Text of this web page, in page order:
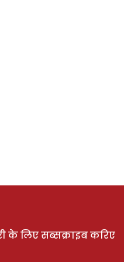
के लिए सब्सक्राइब करिए